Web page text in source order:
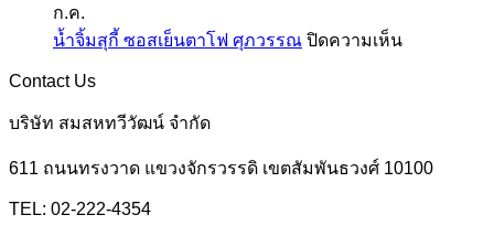
มัน
แป้ง
มัน
หรือ
ฮ่องกง
ก.ค.
น้ำจิ้มสุกี้ ซอสเย็นตาโฟ ศุภวรรณ ปิดความเห็นบน
ซอส
Contact Us
บริษัท สมสหทวีวัฒน์ จำกัด
611 ถนนทรงวาด แขวงจักรวรรดิ เขตสัมพันธวงศ์ 10100
TEL: 02-222-4354